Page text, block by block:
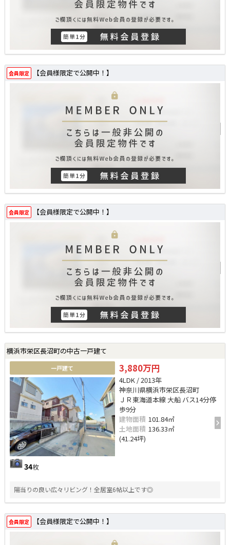
会員限定 【会員様限定で公開中！】
会員限定 【会員様限定で公開中！】
横浜市栄区長沼町の中古一戸建て
一戸建て
34枚
3,880万円
4LDK / 2013年
神奈川県横浜市栄区長沼町
ＪＲ東海道本線 大船 バス14分停
歩9分
建物面積 101.84㎡
土地面積 136.33㎡
(41.24坪)
陽当りの良い広々リビング！全居室6帖以上です◎
会員限定 【会員様限定で公開中！】